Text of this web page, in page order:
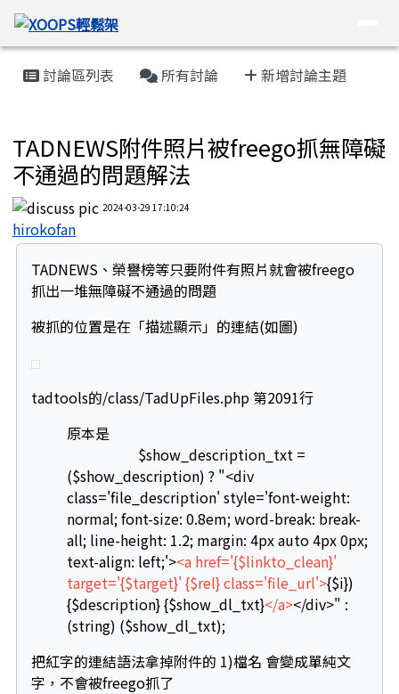
跳至主內容區
XOOPS輕鬆架
導覽列
主內容區域
討論區列表 所有討論 新增討論主題
TADNEWS附件照片被freego抓無障礙
不通過的問題解法
2024-03-29 17:10:24
hirokofan
TADNEWS、榮譽榜等只要附件有照片就會被freego
抓出一堆無障礙不通過的問題
被抓的位置是在「描述顯示」的連結(如圖)
tadtools的/class/TadUpFiles.php 第2091行
原本是
$show_description_txt =
($show_description) ? "<div
class='file_description' style='font-weight:
normal; font-size: 0.8em; word-break: break-
all; line-height: 1.2; margin: 4px auto 4px 0px;
text-align: left;'><a href='{$linkto_clean}'
target='{$target}' {$rel} class='file_url'>{$i})
{$description} {$show_dl_txt}</a></div>" :
(string) ($show_dl_txt);
把紅字的連結語法拿掉附件的 1)檔名 會變成單純文
字，不會被freego抓了
頁尾區域